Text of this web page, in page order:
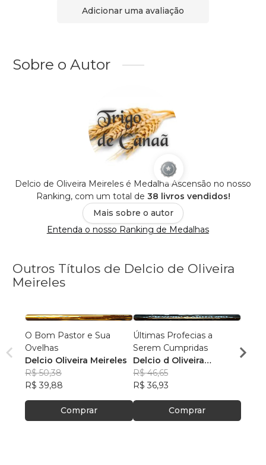
Adicionar uma avaliação
Sobre o Autor
Delcio de Oliveira Meireles é Medalha Ascensão no nosso
Ranking, com um total de 38 livros vendidos!
Mais sobre o autor
Entenda o nosso Ranking de Medalhas
Outros Títulos de Delcio de Oliveira
Meireles
O Bom Pastor e Sua
Ovelhas
Delcio Oliveira Meireles
R$ 50,38
R$ 39,88
Comprar
Últimas Profecias a
Serem Cumpridas
Delcio d Oliveira
Meireles
R$ 46,65
R$ 36,93
Comprar